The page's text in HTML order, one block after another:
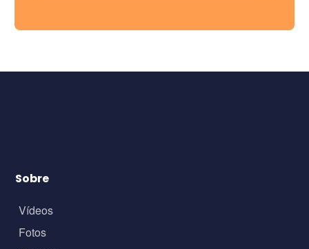
Sobre
Vídeos
Fotos